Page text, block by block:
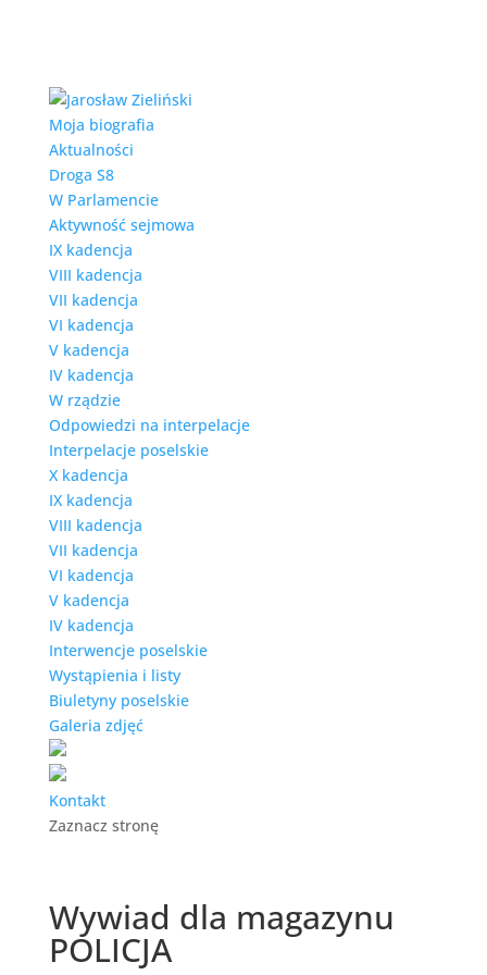
Moja biografia
Aktualności
Droga S8
W Parlamencie
Aktywność sejmowa
IX kadencja
VIII kadencja
VII kadencja
VI kadencja
V kadencja
IV kadencja
W rządzie
Odpowiedzi na interpelacje
Interpelacje poselskie
X kadencja
IX kadencja
VIII kadencja
VII kadencja
VI kadencja
V kadencja
IV kadencja
Interwencje poselskie
Wystąpienia i listy
Biuletyny poselskie
Galeria zdjęć
Kontakt
Zaznacz stronę
Wywiad dla magazynu
POLICJA